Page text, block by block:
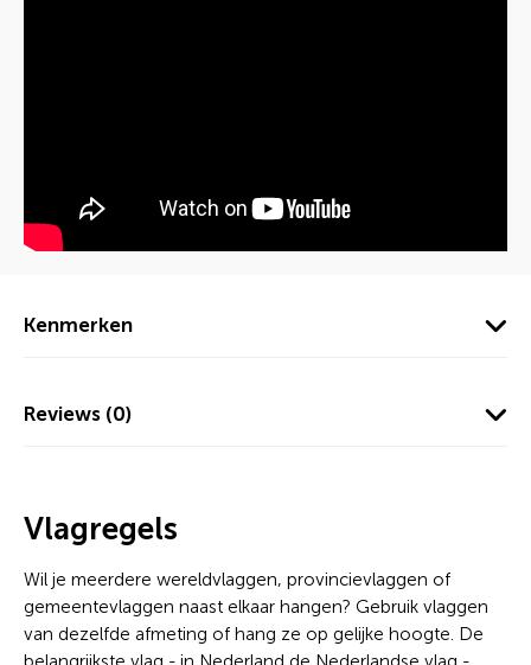
Kenmerken
Reviews (0)
Vlagregels
Wil je meerdere wereldvlaggen, provincievlaggen of
gemeentevlaggen naast elkaar hangen? Gebruik vlaggen
van dezelfde afmeting of hang ze op gelijke hoogte. De